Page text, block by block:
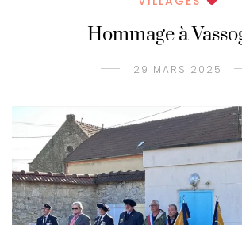
Hommage à
29 MARS 2025